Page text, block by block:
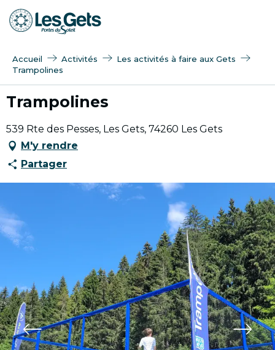
Aller
au
Accueil Activités
Les activités à faire aux Gets
Trampolines
Trampolines
539 Rte des Pesses, Les Gets, 74260 Les Gets
M'y rendre
Partager